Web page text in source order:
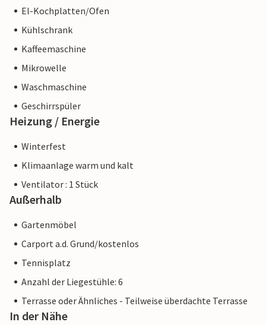
El-Kochplatten/Ofen
Kühlschrank
Kaffeemaschine
Mikrowelle
Waschmaschine
Geschirrspüler
Heizung / Energie
Winterfest
Klimaanlage warm und kalt
Ventilator : 1 Stück
Außerhalb
Gartenmöbel
Carport a.d. Grund/kostenlos
Tennisplatz
Anzahl der Liegestühle: 6
Terrasse oder Ähnliches - Teilweise überdachte Terrasse
In der Nähe